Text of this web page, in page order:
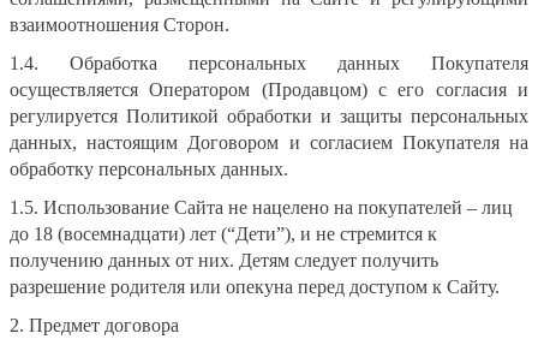
взаимоотношения Сторон.
1.4. Обработка персональных данных Покупателя
осуществляется Оператором (Продавцом) с его согласия и
регулируется Политикой обработки и защиты персональных
данных, настоящим Договором и согласием Покупателя на
обработку персональных данных.
1.5. Использование Сайта не нацелено на покупателей – лиц
до 18 (восемнадцати) лет (“Дети”), и не стремится к
получению данных от них. Детям следует получить
разрешение родителя или опекуна перед доступом к Сайту.
2. Предмет договора